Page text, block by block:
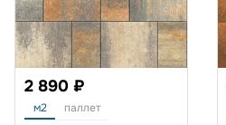
2 890 ₽
м2 паллет